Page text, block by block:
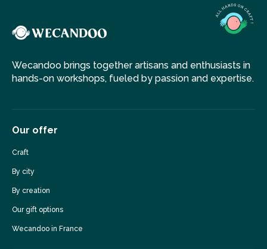
Wecandoo brings together artisans and enthusiasts in
hands-on workshops, fueled by passion and expertise.
Our offer
Craft
By city
By creation
Our gift options
Wecandoo in France